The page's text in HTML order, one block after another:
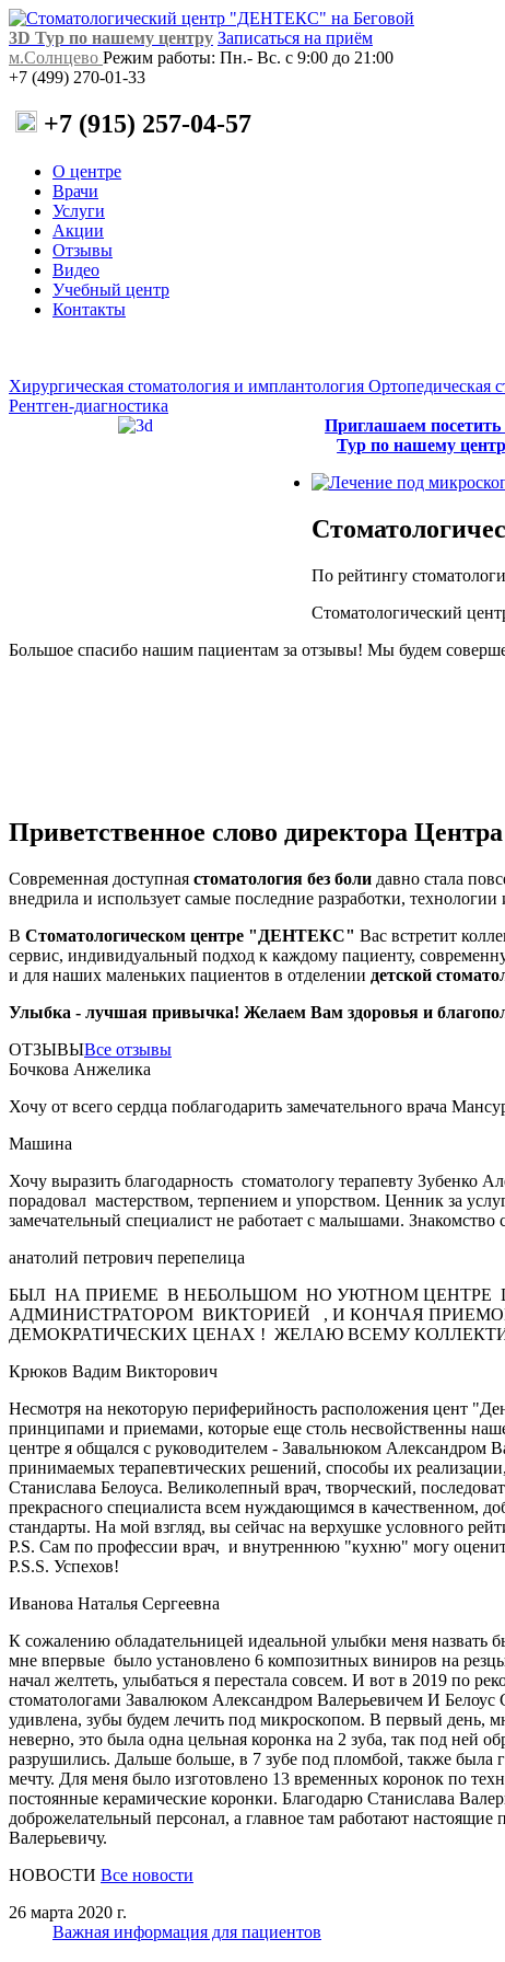
3D Тур по нашему центру Записаться на приём
м.Солнцево Режим работы: Пн.- Вс. с 9:00 до 21:00
+7 (499) 270-01-33
+7 (915) 257-04-57
О центре
Врачи
Услуги
Акции
Отзывы
Видео
Учебный центр
Контакты
Хирургическая стоматология и имплантология Ортопедическая
Рентген-диагностика
Приглашаем посетить
Тур по нашему
По рейтингу
Стоматологический
Большое спасибо нашим пациентам за отзывы! Мы будем
Приветственное слово директора Центра
Современная доступная стоматология без боли давно стала
внедрила и использует самые последние разработки,
В Стоматологическом центре "ДЕНТЕКС" Вас встретит
сервис, индивидуальный подход к каждому пациенту,
и для наших маленьких пациентов в отделении детской
Улыбка - лучшая привычка! Желаем Вам здоровья и
ОТЗЫВЫВсе отзывы
Бочкова Анжелика
Хочу от всего сердца поблагодарить замечательного врача
Машина
Хочу выразить благодарность стоматологу терапевту Зубенко
порадовал мастерством, терпением и упорством. Ценник за
замечательный специалист не работает с малышами.
анатолий петрович перепелица
БЫЛ НА ПРИЕМЕ В НЕБОЛЬШОМ НО УЮТНОМ ЦЕНТРЕ
АДМИНИСТРАТОРОМ ВИКТОРИЕЙ , И КОНЧАЯ
ДЕМОКРАТИЧЕСКИХ ЦЕНАХ ! ЖЕЛАЮ ВСЕМУ
Крюков Вадим Викторович
Несмотря на некоторую периферийность расположения цент
принципами и приемами, которые еще столь несвойственны
центре я общался с руководителем - Завальнюком Александром
принимаемых терапевтических решений, способы их
Станислава Белоуса. Великолепный врач, творческий,
прекрасного специалиста всем нуждающимся в качественном,
стандарты. На мой взгляд, вы сейчас на верхушке условного
P.S. Сам по профессии врач, и внутреннюю "кухню" могу
P.S.S. Успехов!
Иванова Наталья Сергеевна
К сожалению обладательницей идеальной улыбки меня назвать
мне впервые было установлено 6 композитных виниров на
начал желтеть, улыбаться я перестала совсем. И вот в 2019 по
стоматологами Завалюком Александром Валерьевичем И
удивлена, зубы будем лечить под микроскопом. В первый день,
неверно, это была одна цельная коронка на 2 зуба, так под ней
разрушились. Дальше больше, в 7 зубе под пломбой, также была
мечту. Для меня было изготовлено 13 временных коронок по
постоянные керамические коронки. Благодарю Станислава
доброжелательный персонал, а главное там работают
Валерьевичу.
НОВОСТИ Все новости
26 марта 2020 г.
Важная информация для пациентов